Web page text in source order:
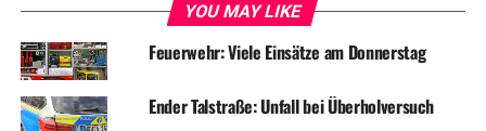
Dabei wurde der 51-jährige Fahrzeugführer aus Herdecke
leicht verletzt und in ein nahegelegenes Krankenhaus
verbracht.
YOU MAY LIKE
Feuerwehr: Viele Einsätze am Donnerstag
Ender Talstraße: Unfall bei Überholversuch